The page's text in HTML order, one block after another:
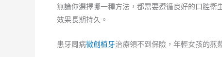
無論你選擇哪一種方法，都需要遵循良好的口腔
效果長期持久。
患牙周病微創植牙治療領不到保險，年輕女孩的煎